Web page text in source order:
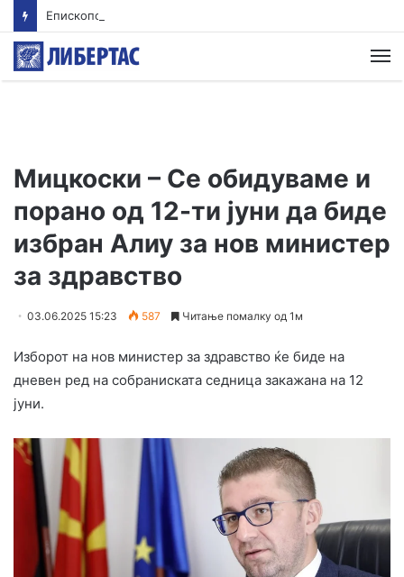
Мицкоски – Се обидуваме и
порано од 12-ти јуни да биде
избран Алиу за нов министер
за здравство
03.06.2025 15:23 587 Читање помалку од 1м
Изборот на нов министер за здравство ќе биде на
дневен ред на собраниската седница закажана на 12
јуни.